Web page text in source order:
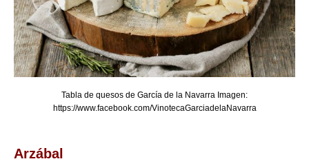
Tabla de quesos de García de la Navarra Imagen:
https://www.facebook.com/VinotecaGarciadelaNavarra
Arzábal